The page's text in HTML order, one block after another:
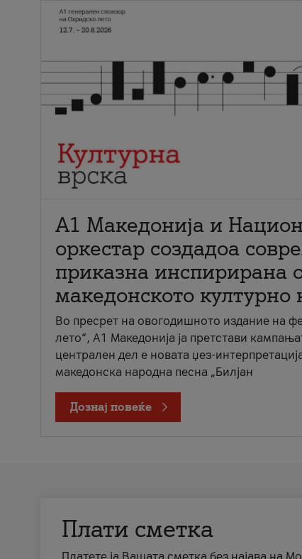
А1 Македонија и
оркестар создадоа
приказна инспирирана
македонското културно
Во пресрет на овогодишното издание на
лето“, А1 Македонија ја претстави
централен дел е новата џез-
македонска народна песна „Билјан
Дознај повеќе
Плати сметка